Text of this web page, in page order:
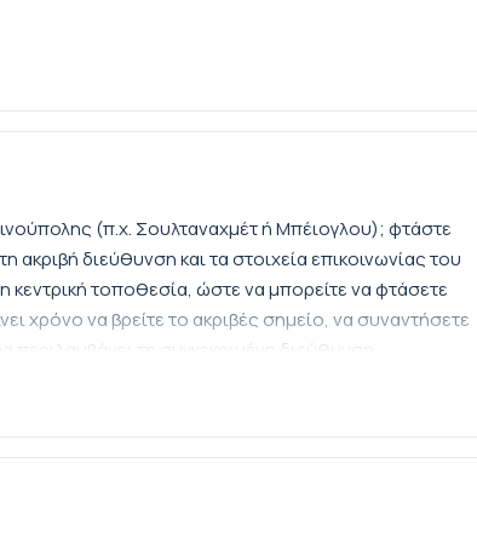
(π.χ. Σουλταναχμέτ ή Μπέιογλου); φτάστε
ακριβή διεύθυνση και τα στοιχεία επικοινωνίας του
τοποθεσία, ώστε να μπορείτε να φτάσετε
χρόνο να βρείτε το ακριβές σημείο, να συναντήσετε
τη συγκεκριμένη διεύθυνση
που χρειαστείτε βοήθεια.
συνθήκες; φορέστε άνετα παπούτσια και
με την πρόβλεψη και φοράτε καλά παπούτσια
σε περίπτωση ανέμου, βροχής ή ψυχρότερων